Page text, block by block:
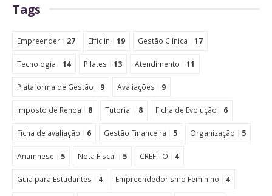
Tags
Empreender 27 Efficlin 19 Gestão Clínica 17
Tecnologia 14 Pilates 13 Atendimento 11
Plataforma de Gestão 9 Avaliações 9
Imposto de Renda 8 Tutorial 8 Ficha de Evolução 6
Ficha de avaliação 6 Gestão Financeira 5 Organização 5
Anamnese 5 Nota Fiscal 5 CREFITO 4
Guia para Estudantes 4 Empreendedorismo Feminino 4